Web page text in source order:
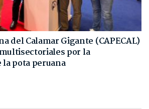
del Calamar Gigante (CAPECAL)
por la
pota peruana